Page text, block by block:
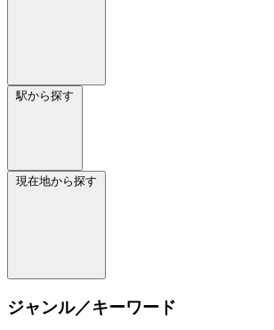
駅から探す
現在地から探す
ジャンル／キーワード